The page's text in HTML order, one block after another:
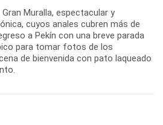
Muralla, espectacular y
cuyos anales cubren más de
a Pekín con una breve parada
para tomar fotos de los
de bienvenida con pato laqueado